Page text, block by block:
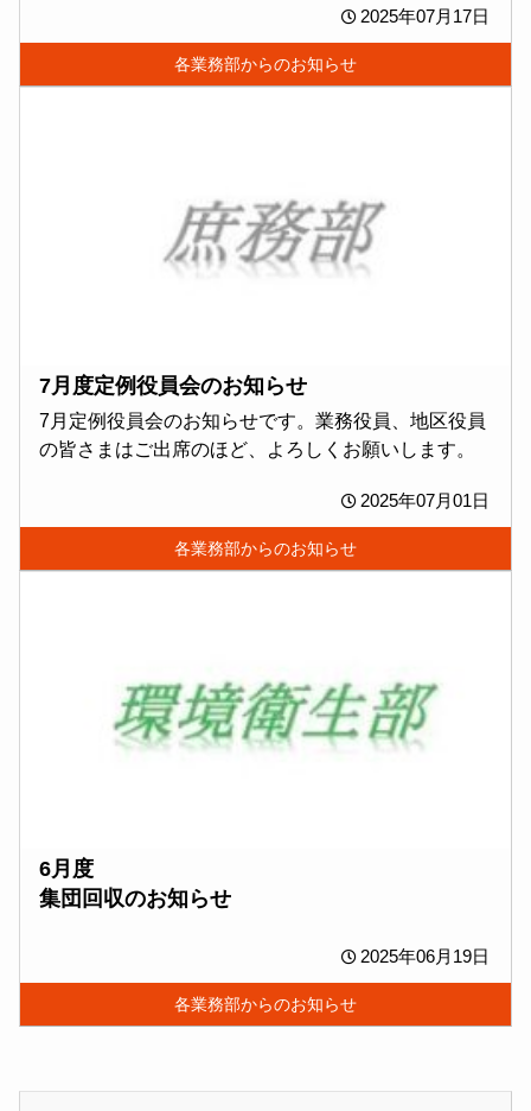
各業務部からのお知らせ
2025年07月17日
各業務部からのお知らせ
7月度定例役員会のお知らせ
7月定例役員会のお知らせです。業務役員、地区役員
の皆さまはご出席のほど、よろしくお願いします。
2025年07月01日
各業務部からのお知らせ
6月度
集団回収のお知らせ
2025年06月19日